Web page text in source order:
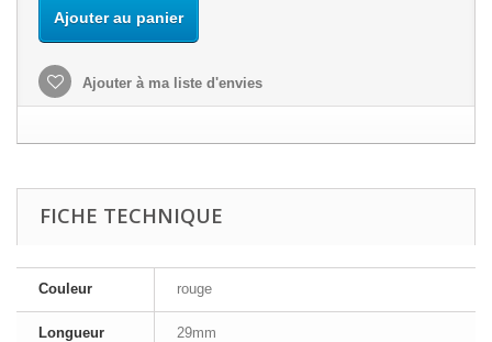
Ajouter au panier
Ajouter à ma liste d'envies
FICHE TECHNIQUE
Couleur rouge
Longueur 29mm